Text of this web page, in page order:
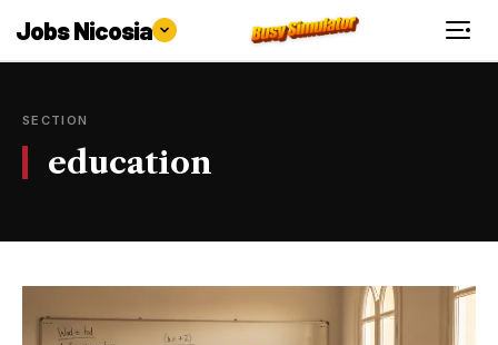
Jobs Nicosia
SECTION
education